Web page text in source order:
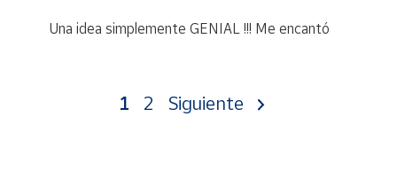
Una idea simplemente GENIAL !!! Me encantó
1 2 Siguiente